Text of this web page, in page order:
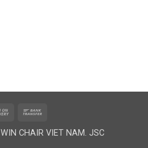
Cash
Delivery
WIN CHAIR VIET NAM. JSC